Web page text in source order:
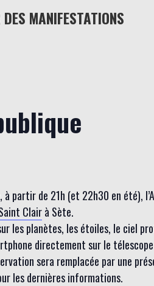
MANIFESTATIONS
à partir de 21h (et 22h30 en été),
Clairà Sète.
les planètes, les étoiles, le ciel
directement sur le télescope
sera remplacée par une
les dernières informations.